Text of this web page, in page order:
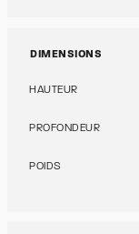
DIMENSIONS
HAUTEUR
PROFONDEUR
POIDS